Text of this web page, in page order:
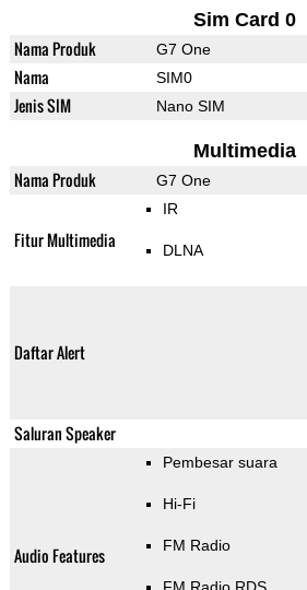
Sim Card 0
Nama Produk G7 One
Nama SIM0
Jenis SIM Nano SIM
Multimedia
Nama Produk G7 One
Fitur Multimedia
IR
DLNA
Daftar Alert
Saluran Speaker
Audio Features
Pembesar suara
Hi-Fi
FM Radio